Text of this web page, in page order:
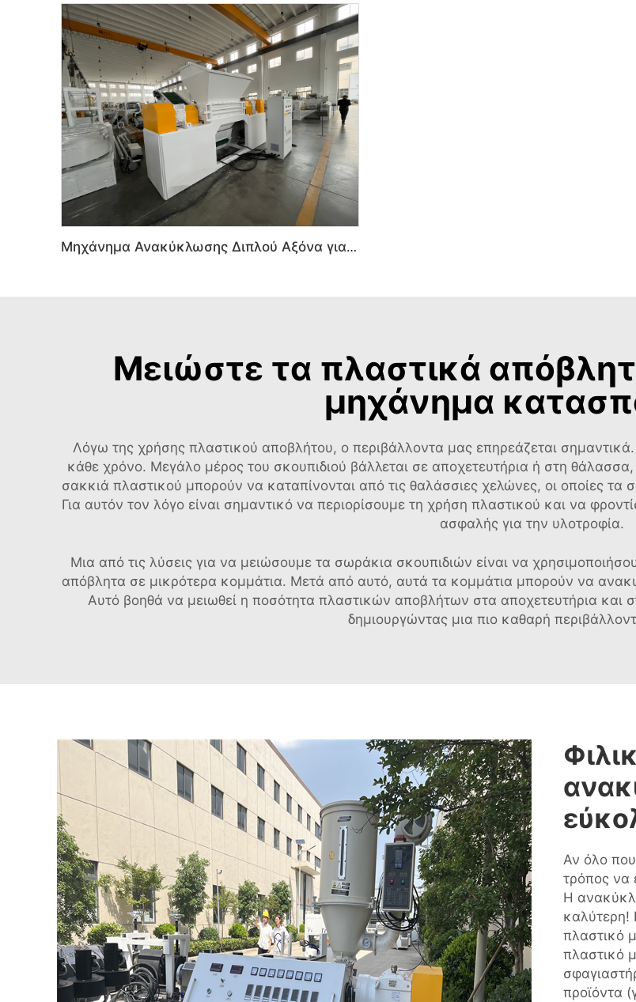
Μηχάνημα Ανακύκλωσης Διπλού Αξόνα για Συντριβή Πλαστικού PVC PE HDPE LDPE
Μειώστε τα πλαστικά
μηχάνημα
Λόγω της χρήσης πλαστικού αποβλήτου, ο περιβάλλοντα μας επηρεάζεται
κάθε χρόνο. Μεγάλο μέρος του σκουπιδιού βάλλεται σε αποχετευτήρια ή στη
σακκιά πλαστικού μπορούν να καταπίνονται από τις θαλάσσιες χελώνες, οι οποίες τα
Για αυτόν τον λόγο είναι σημαντικό να περιορίσουμε τη χρήση πλαστικού και να
ασφαλής για την υλοτροφία.
Μια από τις λύσεις για να μειώσουμε τα σωράκια σκουπιδιών είναι να
απόβλητα σε μικρότερα κομμάτια. Μετά από αυτό, αυτά τα κομμάτια μπορούν να
Αυτό βοηθά να μειωθεί η ποσότητα πλαστικών αποβλήτων στα αποχετευτήρια και
δημιουργώντας μια πιο καθαρή
Αν όλο
τρόπος να
Η
καλύτερη!
πλαστικό
πλαστικό
προϊόντα